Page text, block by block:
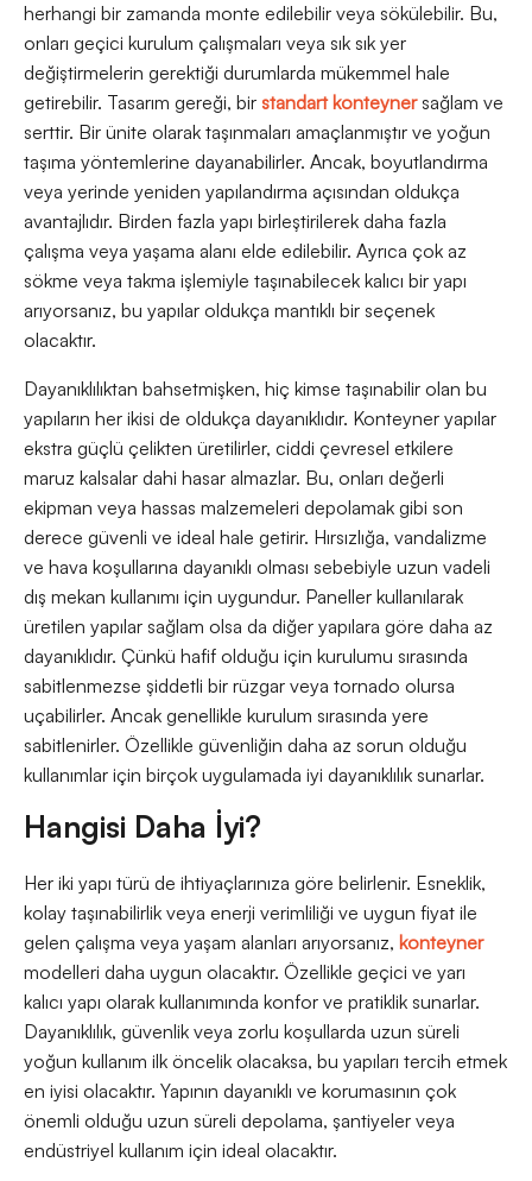
herhangi bir zamanda monte edilebilir veya sökülebilir. Bu,
onları geçici kurulum çalışmaları veya sık sık yer
değiştirmelerin gerektiği durumlarda mükemmel hale
getirebilir. Tasarım gereği, bir standart konteynersağlam ve
serttir. Bir ünite olarak taşınmaları amaçlanmıştır ve yoğun
taşıma yöntemlerine dayanabilirler. Ancak, boyutlandırma
veya yerinde yeniden yapılandırma açısından oldukça
avantajlıdır. Birden fazla yapı birleştirilerek daha fazla
çalışma veya yaşama alanı elde edilebilir. Ayrıca çok az
sökme veya takma işlemiyle taşınabilecek kalıcı bir yapı
arıyorsanız, bu yapılar oldukça mantıklı bir seçenek
olacaktır.
Dayanıklılıktan bahsetmişken, hiç kimse taşınabilir olan bu
yapıların her ikisi de oldukça dayanıklıdır. Konteyner yapılar
ekstra güçlü çelikten üretilirler, ciddi çevresel etkilere
maruz kalsalar dahi hasar almazlar. Bu, onları değerli
ekipman veya hassas malzemeleri depolamak gibi son
derece güvenli ve ideal hale getirir. Hırsızlığa, vandalizme
ve hava koşullarına dayanıklı olması sebebiyle uzun vadeli
dış mekan kullanımı için uygundur. Paneller kullanılarak
üretilen yapılar sağlam olsa da diğer yapılara göre daha az
dayanıklıdır. Çünkü hafif olduğu için kurulumu sırasında
sabitlenmezse şiddetli bir rüzgar veya tornado olursa
uçabilirler. Ancak genellikle kurulum sırasında yere
sabitlenirler. Özellikle güvenliğin daha az sorun olduğu
kullanımlar için birçok uygulamada iyi dayanıklılık sunarlar.
Hangisi Daha İyi?
Her iki yapı türü de ihtiyaçlarınıza göre belirlenir. Esneklik,
kolay taşınabilirlik veya enerji verimliliği ve uygun fiyat ile
gelen çalışma veya yaşam alanları arıyorsanız, konteyner
modelleri daha uygun olacaktır. Özellikle geçici ve yarı
kalıcı yapı olarak kullanımında konfor ve pratiklik sunarlar.
Dayanıklılık, güvenlik veya zorlu koşullarda uzun süreli
yoğun kullanım ilk öncelik olacaksa, bu yapıları tercih etmek
en iyisi olacaktır. Yapının dayanıklı ve korumasının çok
önemli olduğu uzun süreli depolama, şantiyeler veya
endüstriyel kullanım için ideal olacaktır.